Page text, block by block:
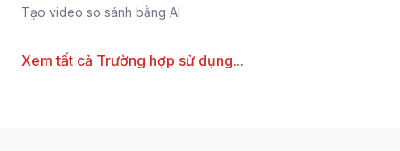
Tạo video so sánh bằng AI
Xem tất cả Trường hợp sử dụng...